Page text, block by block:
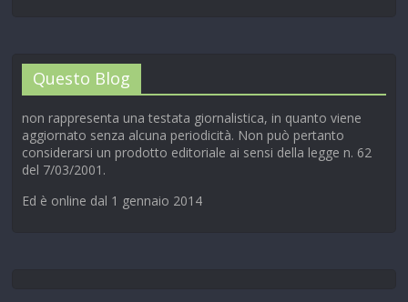
Questo Blog
non rappresenta una testata giornalistica, in quanto viene
aggiornato senza alcuna periodicità. Non può pertanto
considerarsi un prodotto editoriale ai sensi della legge n. 62
del 7/03/2001.
Ed è online dal 1 gennaio 2014